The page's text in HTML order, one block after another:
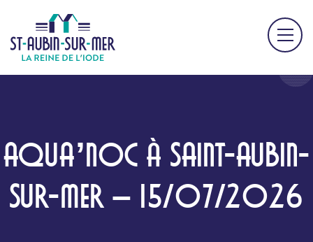
AQUA’NOC À SAINT-AUBIN-
SUR-MER – 15/07/2026